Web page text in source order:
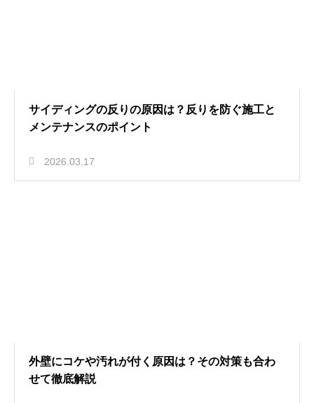
サイディングの反りの原因は？反りを防ぐ施工と
メンテナンスのポイント
2026.03.17
外壁にコケや汚れが付く原因は？その対策も合わ
せて徹底解説